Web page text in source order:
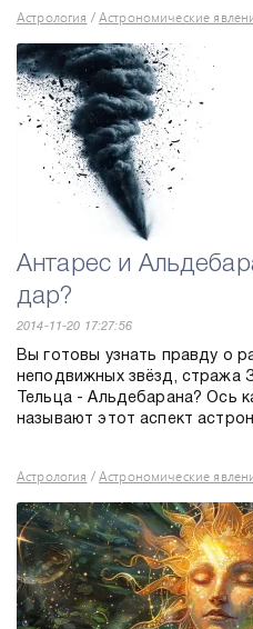
Астрология / Астрономические
Антарес и
дар?
2014-11-20 17:27:56
Вы готовы узнать правду о
неподвижных звёзд, стража
Тельца - Альдебарана? Ось
называют этот аспект
Астрология / Астрономические